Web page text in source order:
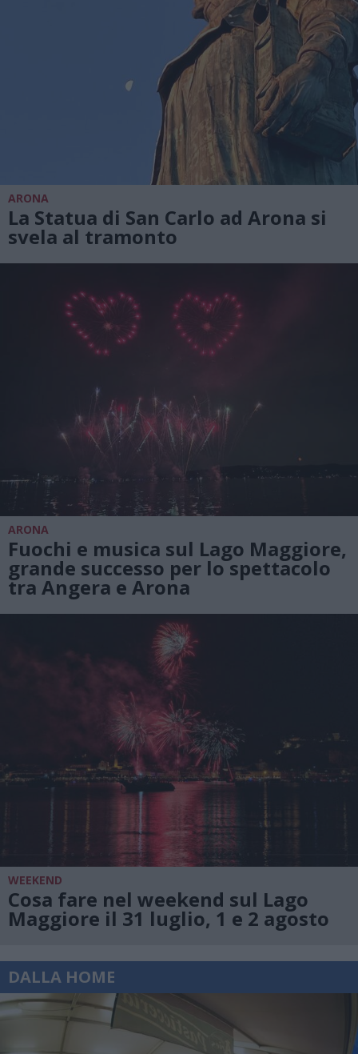
ARONA
La Statua di San Carlo ad Arona si
svela al tramonto
ARONA
Fuochi e musica sul Lago Maggiore,
grande successo per lo spettacolo
tra Angera e Arona
WEEKEND
Cosa fare nel weekend sul Lago
Maggiore il 31 luglio, 1 e 2 agosto
DALLA HOME